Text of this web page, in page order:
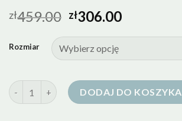
zł459.00 zł306.00
Rozmiar
ilość kurtka puchowa z futerkiem
DODAJ DO KOSZYKA